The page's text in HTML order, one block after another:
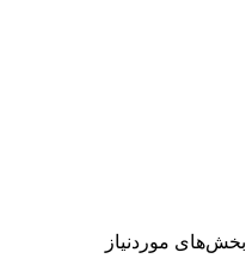
بخش‌های موردنیاز